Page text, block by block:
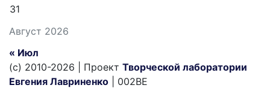
Август 2026
31
« Июл
(c) 2010-2026 | Проект Творческой лаборатории
Евгения Лавриненко | 002BE